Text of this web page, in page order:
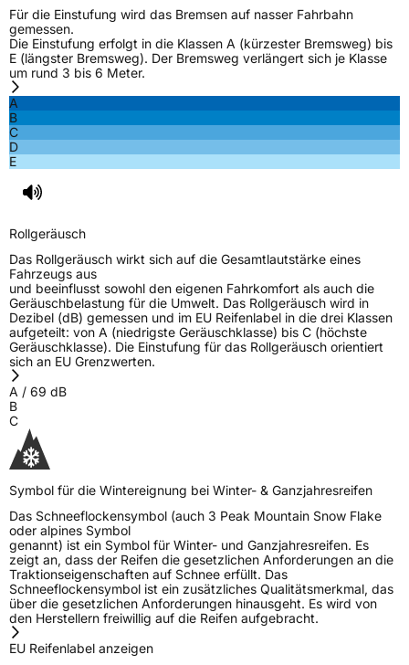
Rollgeräusch (Klasse)
Rollgeräusch (dB)69
FahrzeugklasseC1
3PMSF / Schneeflockensymbol / Alpine-SymbolJa
Eisgrip
Allgemeine Produktsicherheit (GPSR)
HerstellerkontaktFalken Tyre Europe GmbH, Berliner Strasse
74-76 63065 Offenbach am Main
Deutschland, info@falkentyre.com
Für die Einstufung wird das Bremsen auf nasser Fahrbahn
gemessen.
Die Einstufung erfolgt in die Klassen A (kürzester Bremsweg) bis
E (längster Bremsweg). Der Bremsweg verlängert sich je Klasse
um rund 3 bis 6 Meter.
A
B
C
D
E
Rollgeräusch
Das Rollgeräusch wirkt sich auf die Gesamtlautstärke eines
Fahrzeugs aus
und beeinflusst sowohl den eigenen Fahrkomfort als auch die
Geräuschbelastung für die Umwelt. Das Rollgeräusch wird in
Dezibel (dB) gemessen und im EU Reifenlabel in die drei Klassen
aufgeteilt: von A (niedrigste Geräuschklasse) bis C (höchste
Geräuschklasse). Die Einstufung für das Rollgeräusch orientiert
sich an EU Grenzwerten.
A / 69 dB
B
C
Symbol für die Wintereignung bei Winter- & Ganzjahresreifen
Das Schneeflockensymbol (auch 3 Peak Mountain Snow Flake
oder alpines Symbol
genannt) ist ein Symbol für Winter- und Ganzjahresreifen. Es
zeigt an, dass der Reifen die gesetzlichen Anforderungen an die
Traktionseigenschaften auf Schnee erfüllt. Das
Schneeflockensymbol ist ein zusätzliches Qualitätsmerkmal, das
über die gesetzlichen Anforderungen hinausgeht. Es wird von
den Herstellern freiwillig auf die Reifen aufgebracht.
EU Reifenlabel anzeigen